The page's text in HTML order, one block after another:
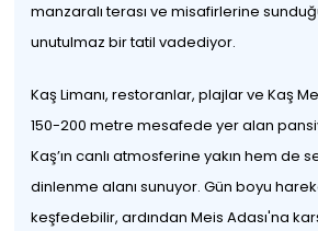
manzaralı terası ve misafirlerine
unutulmaz bir tatil vadediyor.
Kaş Limanı, restoranlar, plajlar ve Kaş
150-200 metre mesafede yer alan
Kaş’ın canlı atmosferine yakın hem de
dinlenme alanı sunuyor. Gün boyu
keşfedebilir, ardından Meis Adası'na